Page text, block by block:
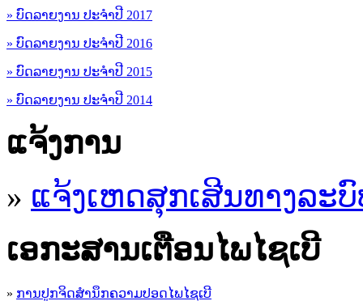
» ບົດລາຍງານ ປະຈຳປີ 2017
» ບົດລາຍງານ ປະຈຳປີ 2016
» ບົດລາຍງານ ປະຈຳປີ 2015
» ບົດລາຍງານ ປະຈຳປີ 2014
ແຈ້ງການ
» ແຈ້ງເຫດສຸກເສີນທາງລະ
ເອ​ກະ​ສານເຕືອນໄພໄຊເບີ
» ການປູກຈິດສໍານຶກຄວາມປອດໄພໄຊເບີ